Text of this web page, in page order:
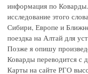
информация по
исследование этого
Сибири, Европе и
поездка на Алтай для
Позже я опишу
Коварды переводится с
Карты на сайте РГО